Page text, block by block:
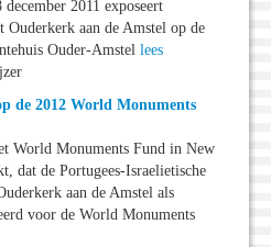
2011 exposeert
Ouderkerk aan de Amstel op de
Ouder-Amstel lees
de 2012 World Monuments
World Monuments Fund in New
dat de Portugees-Israelietische
aan de Amstel als
voor de World Monuments